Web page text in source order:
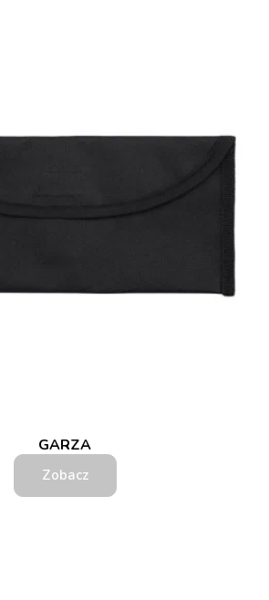
GARZA
Zobacz